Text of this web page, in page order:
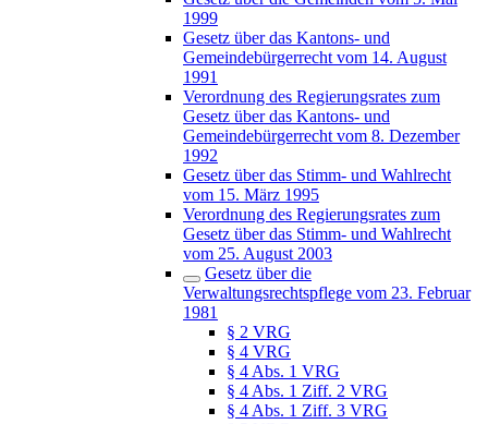
1999
Gesetz über das Kantons- und
Gemeindebürgerrecht vom 14. August
1991
Verordnung des Regierungsrates zum
Gesetz über das Kantons- und
Gemeindebürgerrecht vom 8. Dezember
1992
Gesetz über das Stimm- und Wahlrecht
vom 15. März 1995
Verordnung des Regierungsrates zum
Gesetz über das Stimm- und Wahlrecht
vom 25. August 2003
Gesetz über die
Verwaltungsrechtspflege vom 23. Februar
1981
§ 2 VRG
§ 4 VRG
§ 4 Abs. 1 VRG
§ 4 Abs. 1 Ziff. 2 VRG
§ 4 Abs. 1 Ziff. 3 VRG